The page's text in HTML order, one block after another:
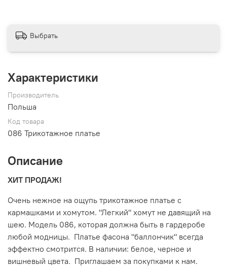
Выбрать
Характеристики
Производитель
Польша
Код товара
086 Трикотажное платье
Описание
ХИТ ПРОДАЖ!
Очень нежное на ощупь трикотажное платье с
кармашками и хомутом. "Легкий" хомут не давящий на
шею. Модель 086, которая должна быть в гардеробе
любой модницы. Платье фасона "баллончик" всегда
эффектно смотрится. В наличии: белое, черное и
вишневый цвета. Приглашаем за покупками к нам.